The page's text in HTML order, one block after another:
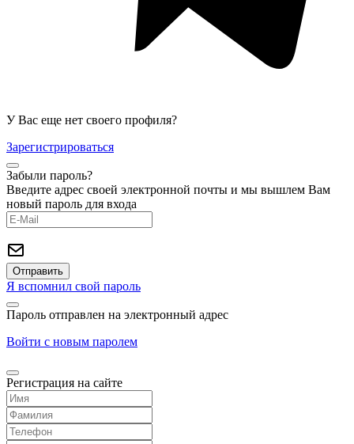
У Вас еще нет своего профиля?
Зарегистрироваться
Забыли пароль?
Введите адрес своей электронной почты и мы вышлем Вам
новый пароль для входа
Я вспомнил свой пароль
Пароль отправлен на электронный адрес
Войти с новым паролем
Регистрация на сайте